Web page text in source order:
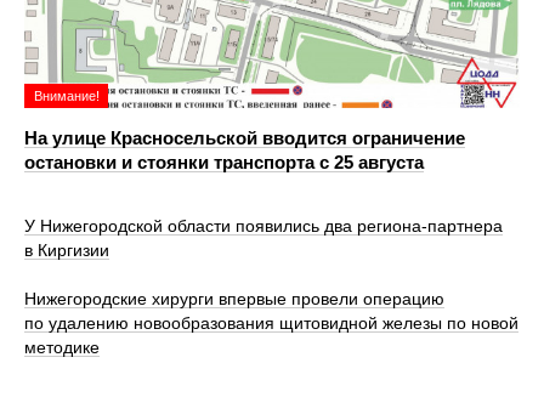
Внимание!
На улице Красносельской вводится ограничение
остановки и стоянки транспорта с 25 августа
У Нижегородской области появились два региона-партнера
в Киргизии
Нижегородские хирурги впервые провели операцию
по удалению новообразования щитовидной железы по новой
методике